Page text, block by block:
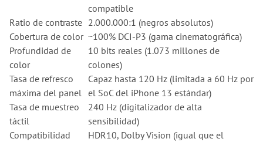
compatible
Ratio de contraste 2.000.000:1 (negros absolutos)
Cobertura de color ~100% DCI-P3 (gama cinematográfica)
Profundidad de
color
10 bits reales (1.073 millones de
colones)
Tasa de refresco
máxima del panel
Capaz hasta 120 Hz (limitada a 60 Hz por
el SoC del iPhone 13 estándar)
Tasa de muestreo
táctil
240 Hz (digitalizador de alta
sensibilidad)
Compatibilidad
HDR10, Dolby Vision (igual que el